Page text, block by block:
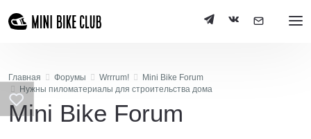
Главная Форумы Wrrrum!
Mini Bike Forum
Нужны пиломатериалы для строительства дома
Mini Bike Forum